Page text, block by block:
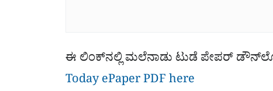
ಈ ಲಿಂಕ್​ನಲ್ಲಿ ಮಲೆನಾಡು ಟುಡೆ ಪೇಪರ್
Today ePaper PDF here